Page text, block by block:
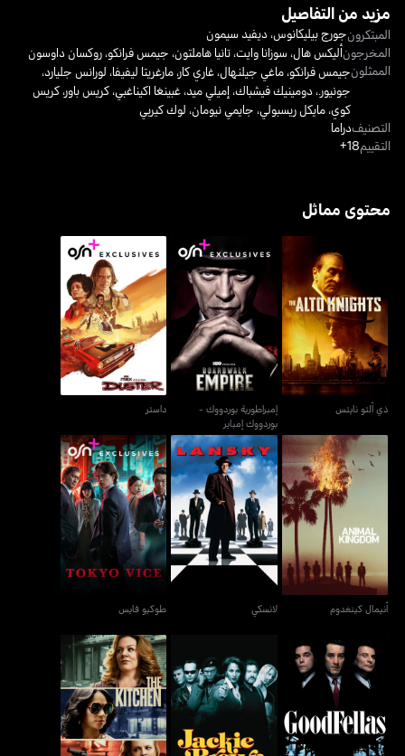
مزيد من التفاصيل
المبتكرونجورج بيليكانوس، ديفيد سيمون
المخرجونأليكس هال، سوزانا وايت،تانيا هاملتون، جيمس فرانكو،روكسان داوسون
الممثلونجيمس فرانكو،ماغي جيلنهال،غاري كار،مارغريتا ليفيفا، لورانس جليارد،
جونيور.، دومينيك فيشباك، إميلي ميد،غبينغا اكيناغبي،كريس باور،كريس
كوي،مايكل ريسبولي، جايمي نيومان، لوك كيربي
التصنيفدراما
التقييم18+
محتوى مماثل
ذي ألتو نايتس
ذي ألتو نايتس
إمبراطورية بوردووك -
بوردووك إمباير
إمبراطورية بوردووك -
بوردووك إمباير
داستر
داستر
أنيمال كينغدوم
أنيمال كينغدوم
لانسكي
لانسكي
طوكيو فايس
طوكيو فايس
غودفيلاز جاكي براون ذا كيتشن